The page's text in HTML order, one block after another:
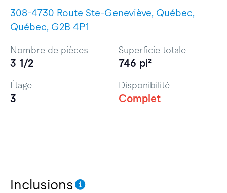
308-4730 Route Ste-Geneviève, Québec,
Québec, G2B 4P1
Inclusions
Nombre de pièces
3 1/2
Superficie totale
746 pi²
Étage
3
Disponibilité
Complet